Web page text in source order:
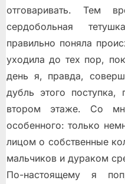
отговаривать. Тем
сердобольная
правильно поняла
уходила до тех пор,
день я, правда,
дубль этого поступка,
втором этаже. Со
особенного: только
лицом о собственные
мальчиков и дураком
По-настоящему я